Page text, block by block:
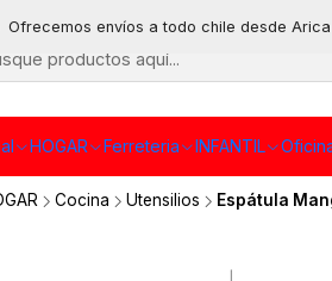
HOGAR Ferreteria INFANTIL
Ofrecemos envíos a todo chile desde Arica
Cocina Utensilios Espátula